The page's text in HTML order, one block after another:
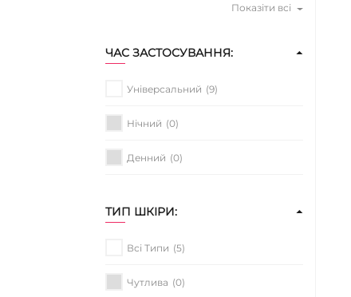
Показіти всі
ЧАС ЗАСТОСУВАННЯ:
Універсальний (9)
Нічний (0)
Денний (0)
ТИП ШКІРИ:
Всі Типи (5)
Чутлива (0)